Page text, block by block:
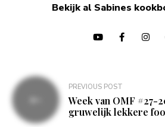
Bekijk al Sabines
Bericht
navigatie
PREVIOUS POST
Week van OMF #27-
gruwelijk lekkere